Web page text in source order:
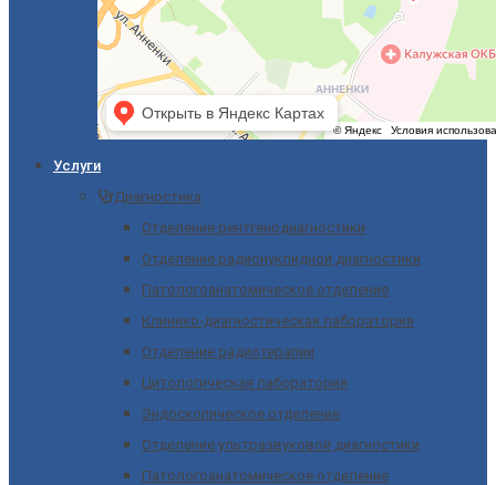
Услуги
Диагностика
Отделение рентгенодиагностики
Отделение радионуклидной диагностики
Патологоанатомическое отделение
Клинико-диагностическая лаборатория
Отделение радиотерапии
Цитологическая лаборатория
Эндоскопическое отделение
Отделение ультразвуковой диагностики
Патологоанатомическое отделение